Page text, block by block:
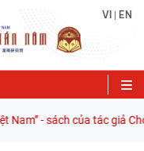
VI EN
- sách của tác giả Choi